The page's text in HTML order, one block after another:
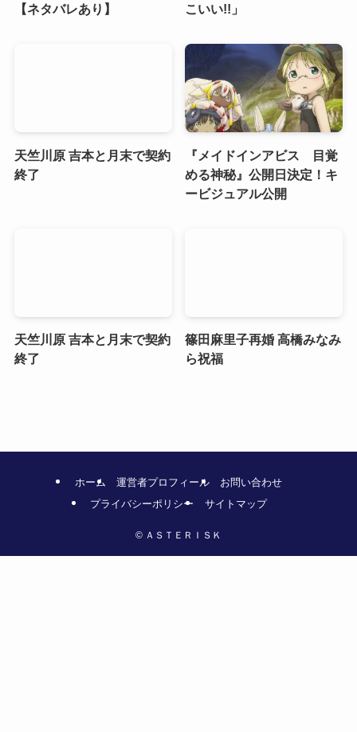
【ネタバレあり】
こいい!!」
天竺川原 吉本と月末で契約
終了
『メイドインアビス 目覚
める神秘』公開日決定！キ
ービジュアル公開
天竺川原 吉本と月末で契約
終了
篠田麻里子再婚 高橋みなみ
ら祝福
ホーム 運営者プロフィール
お問い合わせ
プライバシーポリシー
サイトマップ
© ＡＳＴＥＲＩＳＫ